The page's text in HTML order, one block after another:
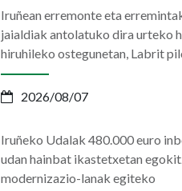
Iruñean erremonte eta
jaialdiak antolatuko dira urteko
hiruhileko ostegunetan, Labrit
2026/08/07
Iruñeko Udalak 480.000 euro
udan hainbat ikastetxetan
modernizazio-lanak egiteko